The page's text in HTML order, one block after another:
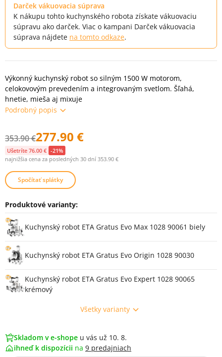
Darček vákuovacia súprava
K nákupu tohto kuchynského robota získate vákuovaciu
súpravu ako darček. Viac o kampani Darček vákuovacia
súprava nájdete na tomto odkaze.
Výkonný kuchynský robot so silným 1500 W motorom,
celokovovým prevedením a integrovaným svetlom. Šľahá,
hnetie, mieša aj mixuje
Podrobný popis
353.90 €277.90 €
Ušetríte 76.00 € -21%
najnižšia cena za posledných 30 dní 353.90 €
Spočítať splátky
Produktové varianty:
Varianty
Kuchynský robot ETA Gratus Evo Max 1028 90061 biely
Kuchynský robot ETA Gratus Evo Origin 1028 90030
Kuchynský robot ETA Gratus Evo Expert 1028 90065
krémový
Všetky varianty
Skladom v e-shope u vás už 10. 8.
ihneď k dispozícii na 9 predajniach